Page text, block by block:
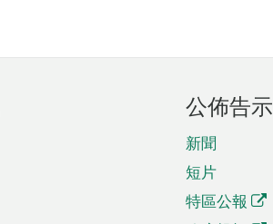
公佈告示
新聞
短片
特區公報